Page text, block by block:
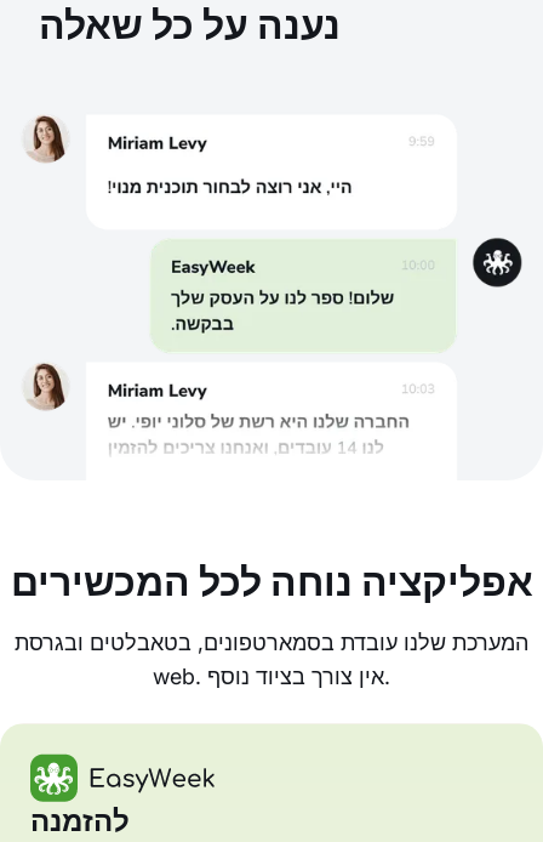
נענה על כל שאלה
אפליקציה נוחה לכל המכשירים
המערכת שלנו עובדת בסמארטפונים, בטאבלטים ובגרסת
web. אין צורך בציוד נוסף.
להזמנה